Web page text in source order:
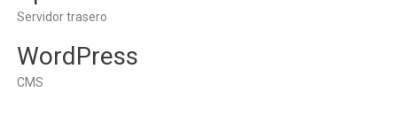
Servidor trasero
WordPress
CMS